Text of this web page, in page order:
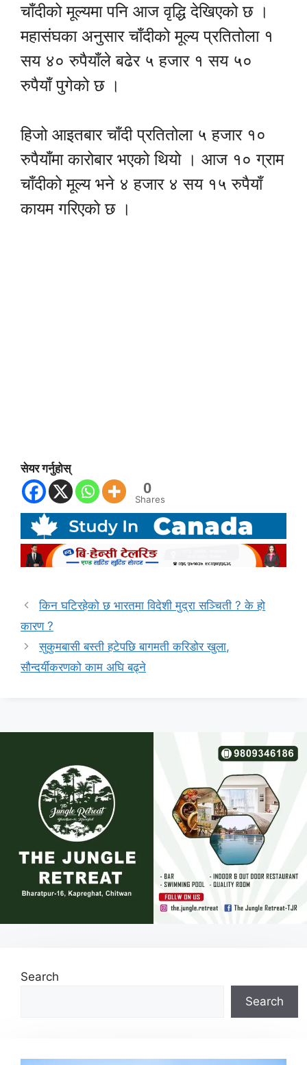
चाँदीको मूल्यमा पनि आज वृद्धि देखिएको छ ।
महासंघका अनुसार चाँदीको मूल्य प्रतितोला १
सय ४० रुपैयाँले बढेर ५ हजार १ सय ५०
रुपैयाँ पुगेको छ ।
हिजो आइतबार चाँदी प्रतितोला ५ हजार १०
रुपैयाँमा कारोबार भएको थियो । आज १० ग्राम
चाँदीको मूल्य भने ४ हजार ४ सय १५ रुपैयाँ
कायम गरिएको छ ।
सेयर गर्नुहोस्
0
Shares
किन घटिरहेको छ भारतमा विदेशी मुद्रा सञ्चिती ? के हो
कारण ?
सुकुमबासी बस्ती हटेपछि बागमती करिडोर खुला,
सौन्दर्यीकरणको काम अघि बढ्ने
Search
Search